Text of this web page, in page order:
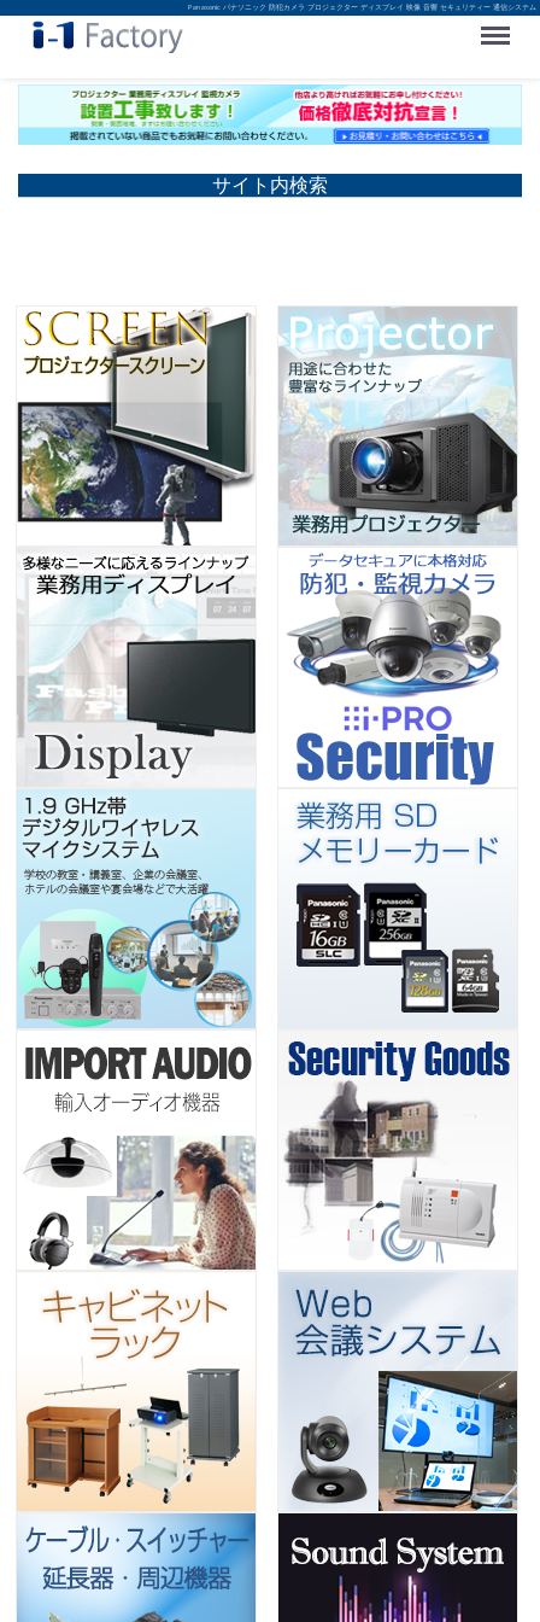
Panasonic パナソニック 防犯カメラ プロジェクター ディスプレイ 映像 音響 セキュリティー 通信システム
Menu
サイト内検索